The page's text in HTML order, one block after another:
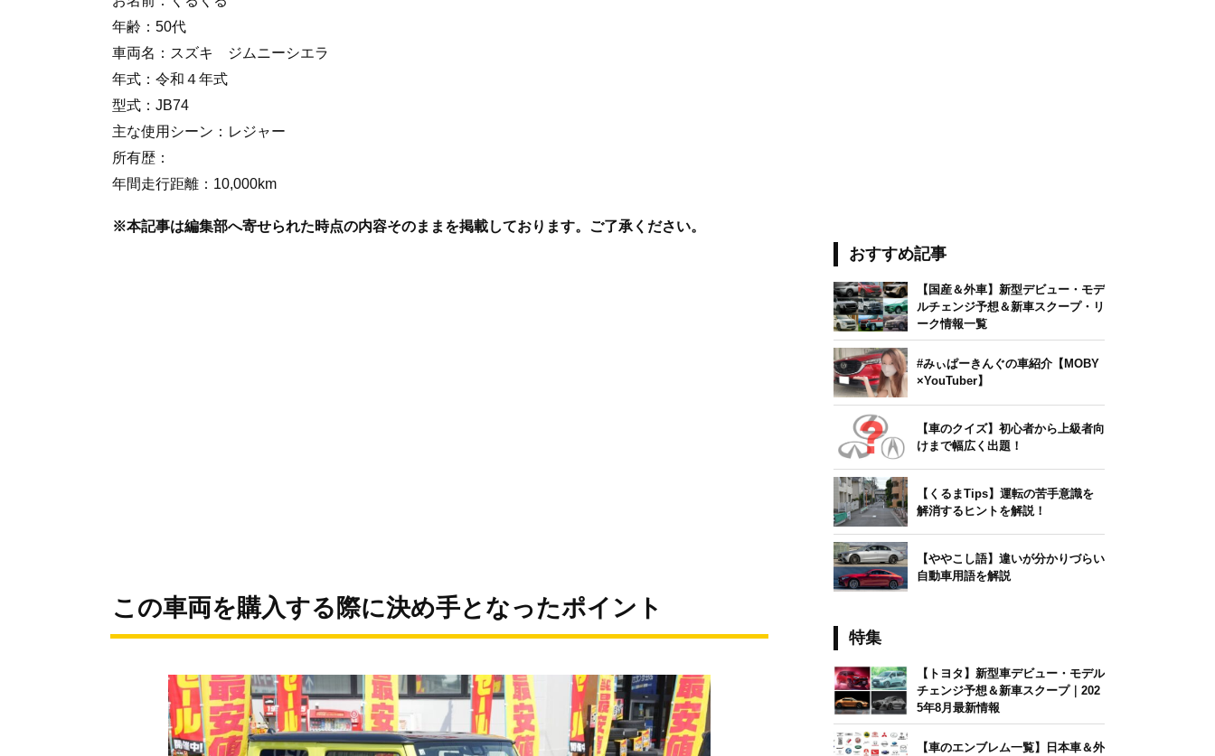
年齢：50代
車両名：スズキ ジムニーシエラ
年式：令和４年式
型式：JB74
主な使用シーン：レジャー
所有歴：
年間走行距離：10,000km
※本記事は編集部へ寄せられた時点の内容そのままを掲載しております。ご了承ください。
この車両を購入する際に決め手となったポイント
おすすめ記事
【国産＆外車】新型デビュー・モデ
ルチェンジ予想＆新車スクープ・リ
ーク情報一覧
#みぃぱーきんぐの車紹介【MOBY
×YouTuber】
【車のクイズ】初心者から上級者向
けまで幅広く出題！
【くるまTips】運転の苦手意識を
解消するヒントを解説！
【ややこし語】違いが分かりづらい
自動車用語を解説
特集
【トヨタ】新型車デビュー・モデル
チェンジ予想＆新車スクープ｜202
5年8月最新情報
【車のエンブレム一覧】日本車＆外